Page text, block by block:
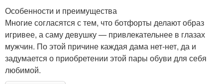
Особенности и преимущества
Многие согласятся с тем, что ботфорты делают образ
игривее, а саму девушку — привлекательнее в глазах
мужчин. По этой причине каждая дама нет-нет, да и
задумается о приобретении этой пары обуви для себя
любимой.